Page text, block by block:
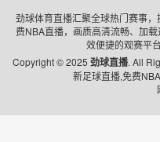
劲球体育直播汇聚全球热门赛事
费NBA直播，画质高清流畅、加
效便捷的观赛平
Copyright © 2025 劲球直播. All
新足球直播,免费